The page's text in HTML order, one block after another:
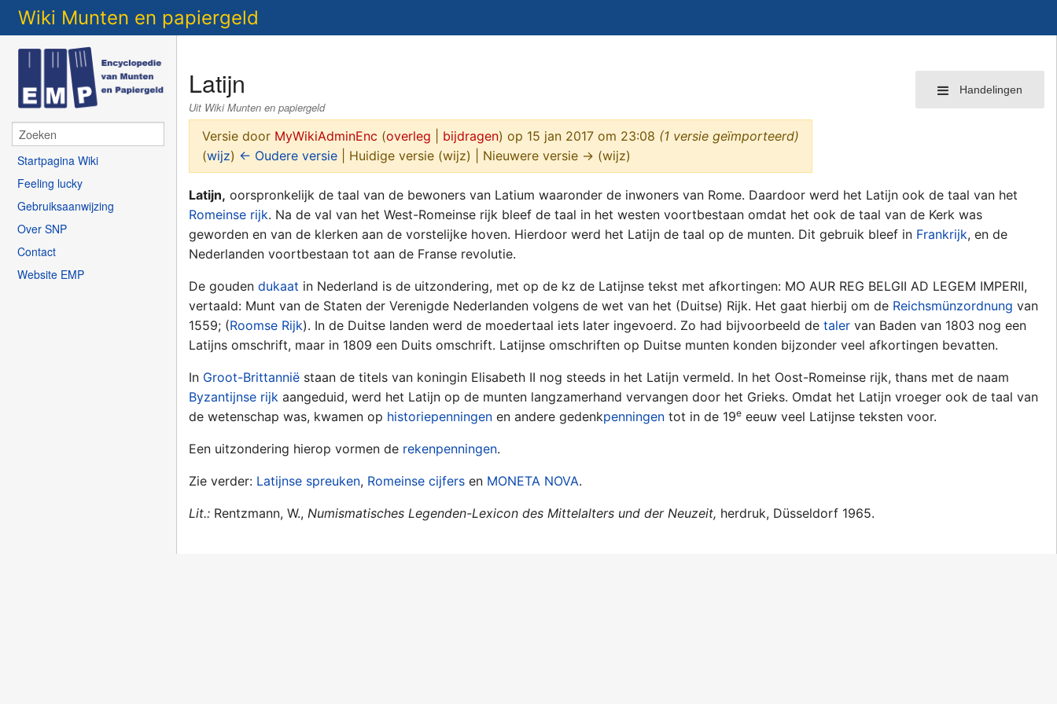
Wiki Munten en papiergeld
Startpagina Wiki
Feeling lucky
Gebruiksaanwijzing
Over SNP
Contact
Website EMP
Handelingen
Latijn
Uit Wiki Munten en papiergeld
Versie door MyWikiAdminEnc (overleg bijdragen) op 15 jan 2017 om 23:08 (1 versie geïmporteerd)
(wijz) ← Oudere versie | Huidige versie (wijz) | Nieuwere versie → (wijz)
Latijn, oorspronkelijk de taal van de bewoners van Latium waaronder de inwoners van Rome. Daardoor werd het Latijn ook de taal van het
Romeinse rijk. Na de val van het West-Romeinse rijk bleef de taal in het westen voortbestaan omdat het ook de taal van de Kerk was
geworden en van de klerken aan de vorstelijke hoven. Hierdoor werd het Latijn de taal op de munten. Dit gebruik bleef in Frankrijk, en de
Nederlanden voortbestaan tot aan de Franse revolutie.
De goudendukaat in Nederland is de uitzondering, met op de kz de Latijnse tekst met afkortingen: MO AUR REG BELGII AD LEGEM IMPERII,
vertaald: Munt van de Staten der Verenigde Nederlanden volgens de wet van het (Duitse) Rijk. Het gaat hierbij om de Reichsmünzordnung van
1559; (Roomse Rijk). In de Duitse landen werd de moedertaal iets later ingevoerd. Zo had bijvoorbeeld detaler van Baden van 1803 nog een
Latijns omschrift, maar in 1809 een Duits omschrift. Latijnse omschriften op Duitse munten konden bijzonder veel afkortingen bevatten.
In Groot-Brittannië staan de titels van koningin Elisabeth II nog steeds in het Latijn vermeld. In het Oost-Romeinse rijk, thans met de naam
Byzantijnse rijk aangeduid, werd het Latijn op de munten langzamerhand vervangen door het Grieks. Omdat het Latijn vroeger ook de taal van
de wetenschap was, kwamen op historiepenningen en andere gedenkpenningen tot in de 19e eeuw veel Latijnse teksten voor.
Een uitzondering hierop vormen de rekenpenningen.
Zie verder: Latijnse spreuken, Romeinse cijfers en MONETA NOVA.
Lit.: Rentzmann, W.,Numismatisches Legenden-Lexicon des Mittelalters und der Neuzeit, herdruk, Düsseldorf 1965.